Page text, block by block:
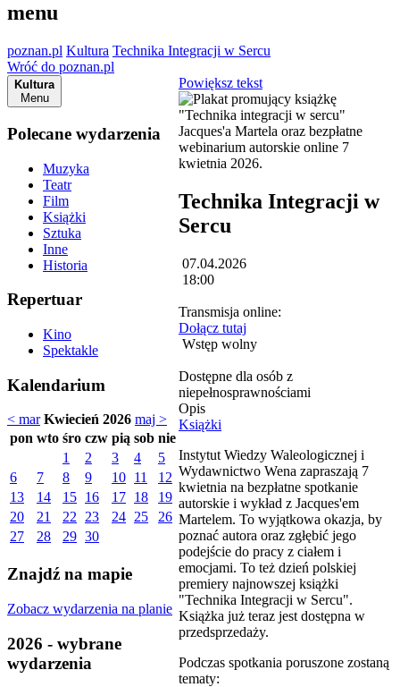
menu
poznan.pl Kultura Technika Integracji w Sercu
Wróć do poznan.pl
Kultura
Menu
Polecane wydarzenia
Muzyka
Teatr
Film
Książki
Sztuka
Inne
Historia
Repertuar
Kino
Spektakle
Kalendarium
< mar Kwiecień 2026 maj >
pon wto śro czw pią sob nie
1
2 3 4
5
6
7 8 9 10 11
12
13
14 15 16 17 18
19
20
21 22 23 24 25
26
27
28 29 30
Znajdź na mapie
Zobacz wydarzenia na planie
2026 - wybrane
wydarzenia
Powiększ tekst
Technika Integracji w
Sercu
07.04.2026
18:00
Transmisja online:
Dołącz tutaj
Wstęp wolny
Dostępne dla osób z
niepełnosprawnościami
Opis
Książki
Instytut Wiedzy Waleologicznej i
Wydawnictwo Wena zapraszają 7
kwietnia na bezpłatne spotkanie
autorskie i wykład z Jacques'em
Martelem. To wyjątkowa okazja, by
poznać autora oraz zgłębić jego
podejście do pracy z ciałem i
emocjami. To też dzień polskiej
premiery najnowszej książki
"Technika Integracji w Sercu".
Książka już teraz jest dostępna w
przedsprzedaży.
Podczas spotkania poruszone zostaną
tematy: